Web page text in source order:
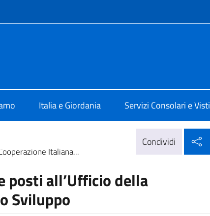
Italia e Giordania Servizi Consolari e Visti
Italiana...
Condividi
posti all’Ufficio della
Sviluppo